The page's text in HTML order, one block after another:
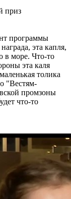
приз
программы
эта капля,
в море. Что-то
эта каля
толика
"Вестям-
промзоны
что-то